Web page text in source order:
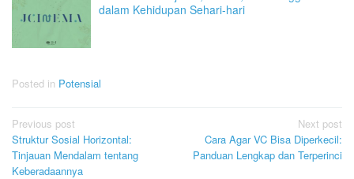
dalam Kehidupan Sehari-hari
Posted in Potensial
Post
navigation
Previous post
Struktur Sosial Horizontal:
Tinjauan Mendalam tentang
Keberadaannya
Next post
Cara Agar VC Bisa Diperkecil:
Panduan Lengkap dan Terperinci